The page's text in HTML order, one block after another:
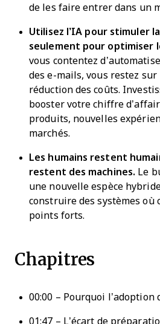
de les faire entrer dans un
Utilisez l’IA pour stimuler
seulement pour optimiser
vous contentez
des e-mails, vous restez
réduction des coûts.
booster votre chiffre
produits, nouvelles
marchés.
Les humains restent
restent des machines. Le
une nouvelle espèce
construire des systèmes où
points forts.
Chapitres
00:00 – Pourquoi l’adoption
01:47 – L’écart de